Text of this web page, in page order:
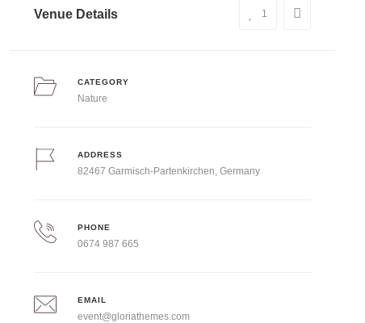
Venue Details 1
CATEGORY
Nature
ADDRESS
82467 Garmisch-Partenkirchen, Germany
PHONE
0674 987 665
EMAIL
event@gloriathemes.com